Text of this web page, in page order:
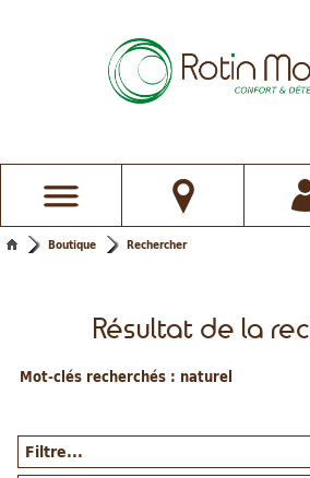
Boutique Rechercher
Résultat de la
Mot-clés recherchés : naturel